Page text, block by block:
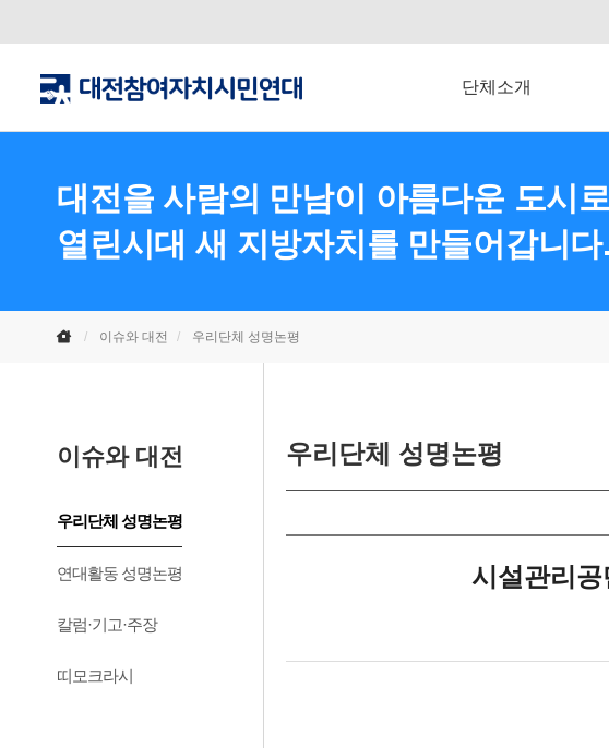
단체소개
대전을 사람의 만남이 아름다운 도시
열린시대 새 지방자치를 만들어갑니다.
이슈와 대전 우리단체 성명논평
이슈와 대전
우리단체 성명논평
연대활동 성명논평
칼럼·기고·주장
띠모크라시
우리단체 성명논평
시설관리